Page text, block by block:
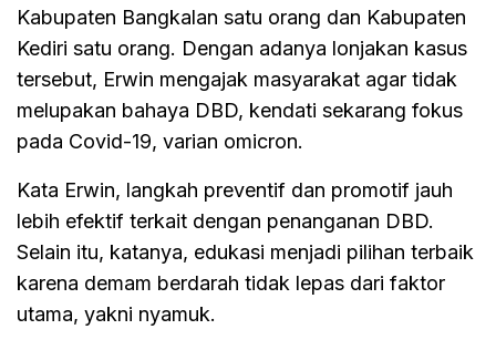
Kabupaten Bangkalan satu orang dan Kabupaten
Kediri satu orang. Dengan adanya lonjakan kasus
tersebut, Erwin mengajak masyarakat agar tidak
melupakan bahaya DBD, kendati sekarang fokus
pada Covid-19, varian omicron.
Kata Erwin, langkah preventif dan promotif jauh
lebih efektif terkait dengan penanganan DBD.
Selain itu, katanya, edukasi menjadi pilihan terbaik
karena demam berdarah tidak lepas dari faktor
utama, yakni nyamuk.